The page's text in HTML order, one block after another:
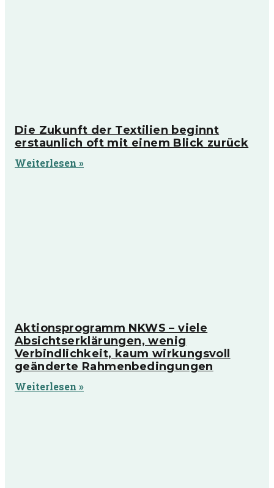
Die Zukunft der Textilien beginnt
erstaunlich oft mit einem Blick zurück
Weiterlesen »
Aktionsprogramm NKWS – viele
Absichtserklärungen, wenig
Verbindlichkeit, kaum wirkungsvoll
geänderte Rahmenbedingungen
Weiterlesen »